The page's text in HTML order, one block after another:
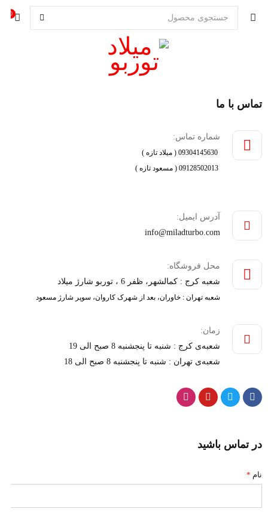
0
تماس با ما
شماره تماس:
09304145630 ( میلاد تازه )
آدرس ایمیل:
info@miladturbo.com
محل فروشگاه:
شعبه کرج : کمالشهر، ظفر 6 ، توربو شارژ میلاد
شعبه تهران : خاوران، بعد از شهرک کاروان، سوپر شارژ مسعود
زمان:
شعبه‌ی کرج : شنبه تا پنجشنبه 8 صبح الی 19
شعبه‌ی تهران : شنبه تا پنجشنبه 8 صبح الی 18
در تماس باشید
* نام